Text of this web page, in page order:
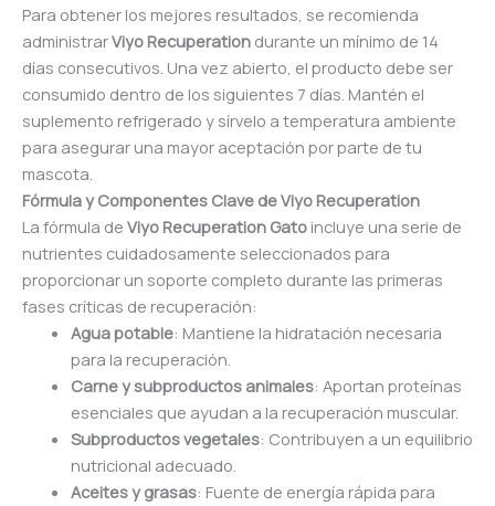
Para obtener los mejores resultados, se recomienda
administrarViyo Recuperation durante un mínimo de 14
días consecutivos. Una vez abierto, el producto debe ser
consumido dentro de los siguientes 7 días. Mantén el
suplemento refrigerado y sírvelo a temperatura ambiente
para asegurar una mayor aceptación por parte de tu
mascota.
Fórmula y Componentes Clave de Viyo Recuperation
La fórmula de Viyo Recuperation Gato incluye una serie de
nutrientes cuidadosamente seleccionados para
proporcionar un soporte completo durante las primeras
fases críticas de recuperación:
Agua potable: Mantiene la hidratación necesaria
para la recuperación.
Carne y subproductos animales: Aportan proteínas
esenciales que ayudan a la recuperación muscular.
Subproductos vegetales: Contribuyen a un equilibrio
nutricional adecuado.
Aceites y grasas: Fuente de energía rápida para